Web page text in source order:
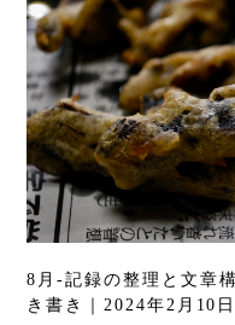
8月-記録の整理と文章
き書き｜2024年2月10日